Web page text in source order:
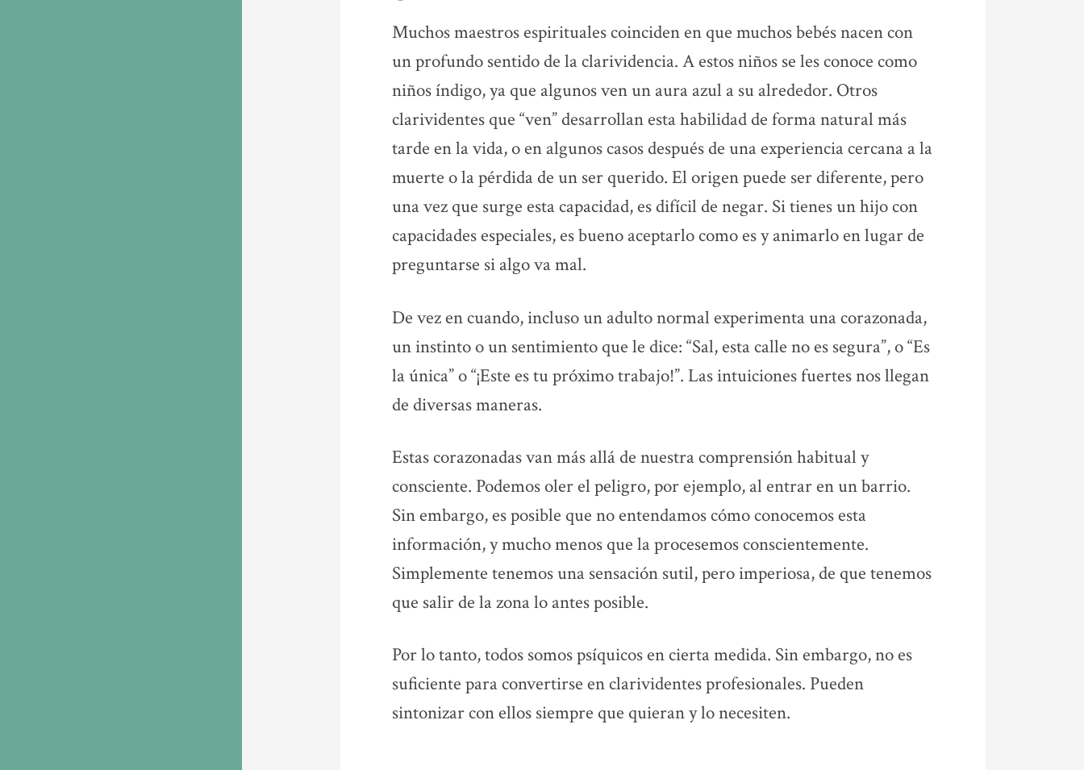
Muchos maestros espirituales coinciden en que muchos bebés nacen con
un profundo sentido de la clarividencia. A estos niños se les conoce como
niños índigo, ya que algunos ven un aura azul a su alrededor. Otros
clarividentes que “ven” desarrollan esta habilidad de forma natural más
tarde en la vida, o en algunos casos después de una experiencia cercana a la
muerte o la pérdida de un ser querido. El origen puede ser diferente, pero
una vez que surge esta capacidad, es difícil de negar. Si tienes un hijo con
capacidades especiales, es bueno aceptarlo como es y animarlo en lugar de
preguntarse si algo va mal.
De vez en cuando, incluso un adulto normal experimenta una corazonada,
un instinto o un sentimiento que le dice: “Sal, esta calle no es segura”, o “Es
la única” o “¡Este es tu próximo trabajo!”. Las intuiciones fuertes nos llegan
de diversas maneras.
Estas corazonadas van más allá de nuestra comprensión habitual y
consciente. Podemos oler el peligro, por ejemplo, al entrar en un barrio.
Sin embargo, es posible que no entendamos cómo conocemos esta
información, y mucho menos que la procesemos conscientemente.
Simplemente tenemos una sensación sutil, pero imperiosa, de que tenemos
que salir de la zona lo antes posible.
Por lo tanto, todos somos psíquicos en cierta medida. Sin embargo, no es
suficiente para convertirse en clarividentes profesionales. Pueden
sintonizar con ellos siempre que quieran y lo necesiten.